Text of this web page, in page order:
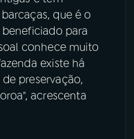
que é o
para
conhece muito
existe há
preservação,
acrescenta